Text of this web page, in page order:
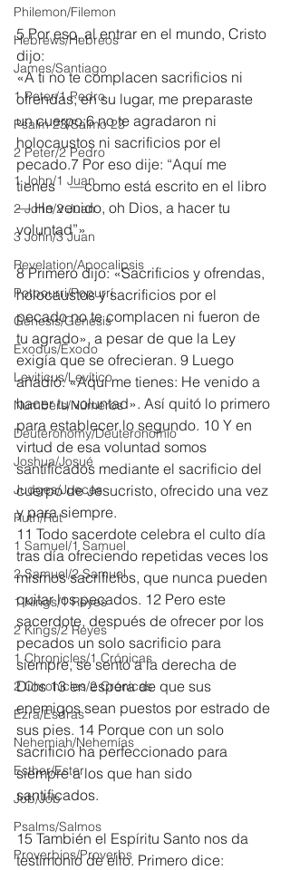
Philemon/Filemon
Hebrews/Hebreos
James/Santiago
1 Peter/1 Pedro
Psalm 23/Salmo 23
2 Peter/2 Pedro
1 John/1 Juan
2 John/2 Juan
3 John/3 Juan
Revelation/Apocalipsis
Potpourri/Popurrí
Genesis/Génesis
Exodus/Éxodo
Leviticus/Levítico
Numbers/Números
Deuteronomy/Deuteronomio
Joshua/Josué
Judges/Jueces
Ruth/Rut
1 Samuel/1 Samuel
2 Samuel/2 Samuel
1 Kings/1 Reyes
2 Kings/2 Reyes
1 Chronicles/1 Crónicas
2 Chronicles/2 Crónicas
Ezra/Esdras
Nehemiah/Nehemías
Esther/Ester
Job/Job
Psalms/Salmos
Proverbios/Proverbs
5 Por eso, al entrar en el mundo, Cristo
dijo:
«A ti no te complacen sacrificios ni
ofrendas; en su lugar, me preparaste
un cuerpo;6 no te agradaron ni
holocaustos ni sacrificios por el
pecado.7 Por eso dije: “Aquí me
tienes    —como está escrito en el libro
—.He venido, oh Dios, a hacer tu
voluntad”»
8 Primero dijo: «Sacrificios y ofrendas,
holocaustos y sacrificios por el
pecado no te complacen ni fueron de
tu agrado», a pesar de que la Ley
exigía que se ofrecieran. 9 Luego
añadió: «Aquí me tienes: He venido a
hacer tu voluntad». Así quitó lo primero
para establecer lo segundo. 10 Y en
virtud de esa voluntad somos
santificados mediante el sacrificio del
cuerpo de Jesucristo, ofrecido una vez
y para siempre.
11 Todo sacerdote celebra el culto día
tras día ofreciendo repetidas veces los
mismos sacrificios, que nunca pueden
quitar los pecados. 12 Pero este
sacerdote, después de ofrecer por los
pecados un solo sacrificio para
siempre, se sentó a la derecha de
Dios 13 en espera de que sus
enemigos sean puestos por estrado de
sus pies. 14 Porque con un solo
sacrificio ha perfeccionado para
siempre a los que han sido
santificados.
15 También el Espíritu Santo nos da
testimonio de ello. Primero dice: